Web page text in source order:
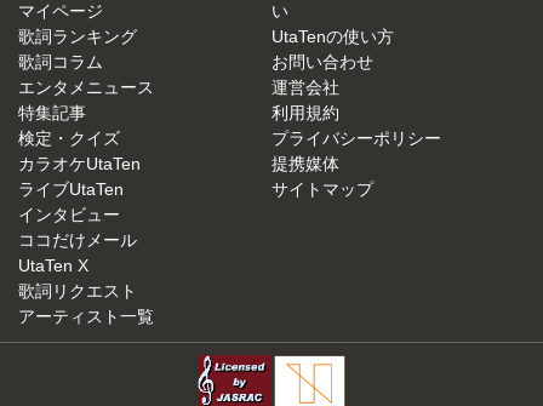
マイページ
歌詞ランキング
歌詞コラム
エンタメニュース
特集記事
検定・クイズ
カラオケUtaTen
ライブUtaTen
インタビュー
ココだけメール
UtaTen X
歌詞リクエスト
アーティスト一覧
い
UtaTenの使い方
お問い合わせ
運営会社
利用規約
プライバシーポリシー
提携媒体
サイトマップ